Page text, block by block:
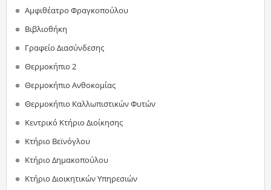
Αμφιθέατρο Φραγκοπούλου
Βιβλιοθήκη
Γραφείο Διασύνδεσης
Θερμοκήπιο 2
Θερμοκήπιο Ανθοκομίας
Θερμοκήπιο Καλλωπιστικών Φυτών
Κεντρικό Κτήριο Διοίκησης
Κτήριο Βεϊνόγλου
Κτήριο Δημακοπούλου
Κτήριο Διοικητικών Υπηρεσιών